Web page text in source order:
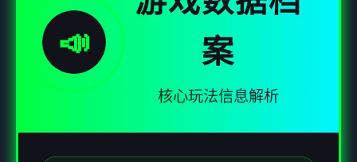
📣
案
核心玩法信息解析